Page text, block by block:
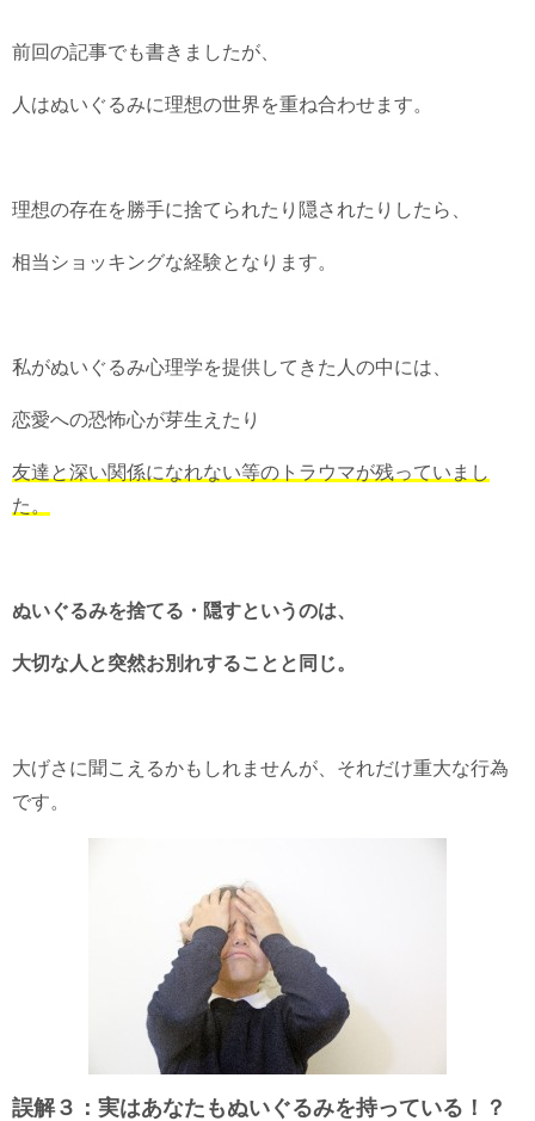
前回の記事でも書きましたが、
人はぬいぐるみに理想の世界を重ね合わせます。
理想の存在を勝手に捨てられたり隠されたりしたら、
相当ショッキングな経験となります。
私がぬいぐるみ心理学を提供してきた人の中には、
恋愛への恐怖心が芽生えたり
友達と深い関係になれない等のトラウマが残っていまし
た。
ぬいぐるみを捨てる・隠すというのは、
大切な人と突然お別れすることと同じ。
大げさに聞こえるかもしれませんが、それだけ重大な行為
です。
誤解３：実はあなたもぬいぐるみを持っている！？